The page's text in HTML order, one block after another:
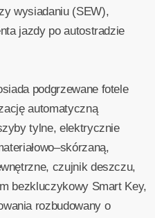
wysiadaniu (SEW),
jazdy po autostradzie
podgrzewane fotele
automatyczną
tylne, elektrycznie
czujnik deszczu,
bezkluczykowy Smart Key,
rozbudowany o